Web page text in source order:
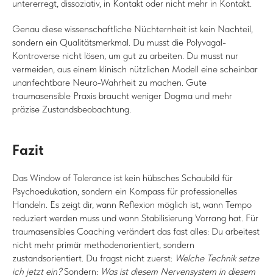
untererregt, dissoziativ, in Kontakt oder nicht mehr in Kontakt.
Genau diese wissenschaftliche Nüchternheit ist kein Nachteil,
sondern ein Qualitätsmerkmal. Du musst die Polyvagal-
Kontroverse nicht lösen, um gut zu arbeiten. Du musst nur
vermeiden, aus einem klinisch nützlichen Modell eine scheinbar
unanfechtbare Neuro-Wahrheit zu machen. Gute
traumasensible Praxis braucht weniger Dogma und mehr
präzise Zustandsbeobachtung.
Fazit
Das Window of Tolerance ist kein hübsches Schaubild für
Psychoedukation, sondern ein Kompass für professionelles
Handeln. Es zeigt dir, wann Reflexion möglich ist, wann Tempo
reduziert werden muss und wann Stabilisierung Vorrang hat. Für
traumasensibles Coaching verändert das fast alles: Du arbeitest
nicht mehr primär methodenorientiert, sondern
zustandsorientiert. Du fragst nicht zuerst: Welche Technik setze
ich jetzt ein?Sondern: Was ist diesem Nervensystem in diesem